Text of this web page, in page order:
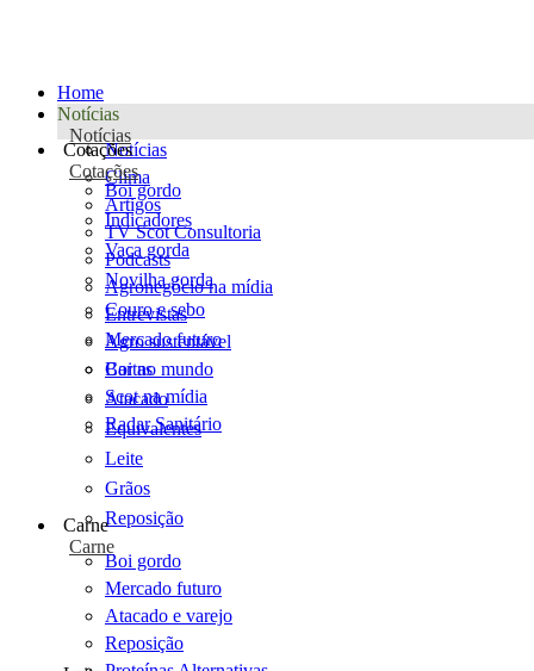
Home
Notícias
Notícias
Notícias
Clima
Artigos
TV Scot Consultoria
Podcasts
Agronegócio na mídia
Entrevistas
Agro sustentável
Cartas
Scot na mídia
Radar Sanitário
Cotações
Cotações
Boi gordo
Indicadores
Vaca gorda
Novilha gorda
Couro e sebo
Mercado futuro
Boi no mundo
Atacado
Equivalentes
Leite
Grãos
Reposição
Carne
Carne
Boi gordo
Mercado futuro
Atacado e varejo
Reposição